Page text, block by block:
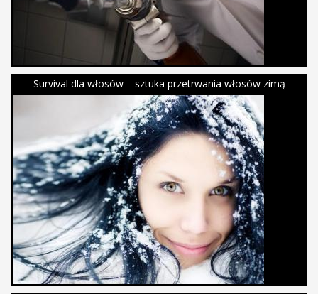
Survival dla włosów – sztuka przetrwania włosów zimą